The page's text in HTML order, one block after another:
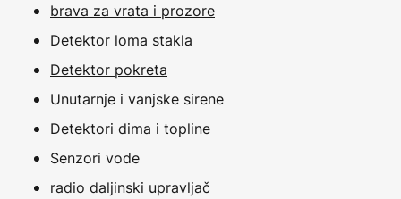
brava za vrata i prozore
Detektor loma stakla
Detektor pokreta
Unutarnje i vanjske sirene
Detektori dima i topline
Senzori vode
radio daljinski upravljač